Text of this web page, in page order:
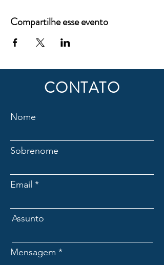
Compartilhe esse evento
CONTATO
Nome
Sobrenome
Email
Assunto
Mensagem